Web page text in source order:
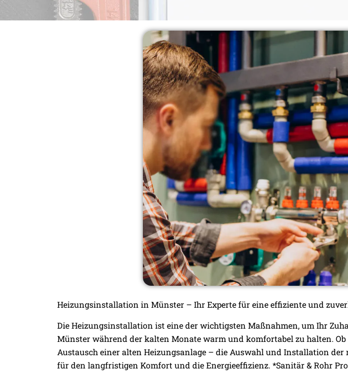
Heizungsinstallation in Münster – Ihr Experte für eine effiziente und
Die Heizungsinstallation ist eine der wichtigsten Maßnahmen, um Ihr
Münster während der kalten Monate warm und komfortabel zu halten. Ob
Austausch einer alten Heizungsanlage – die Auswahl und Installation
für den langfristigen Komfort und die Energieeffizienz. *Sanitär & Rohr